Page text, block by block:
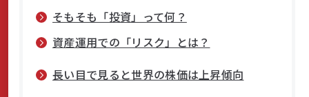
サステナビリティ
そもそも「投資」って何？
資産運用での「リスク」とは？
長い目で見ると世界の株価は上昇傾向